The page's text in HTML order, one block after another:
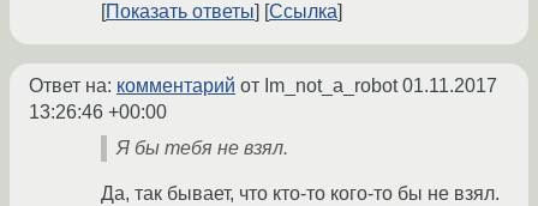
Показать ответы
Ссылка
Ответ на: комментарий от Im_not_a_robot01.11.2017
13:26:46 +00:00
Я бы тебя не взял.
Да, так бывает, что кто-то кого-то бы не взял.